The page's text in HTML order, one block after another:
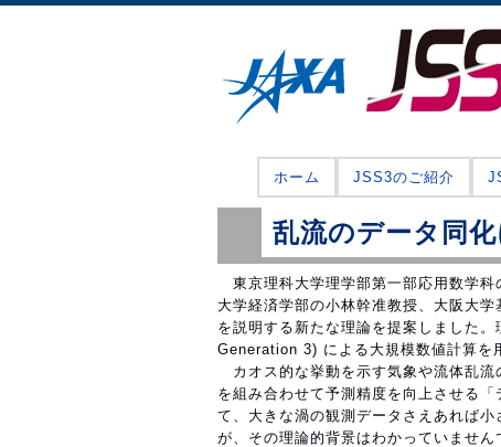
ホーム JSS3のご紹介
乱流のデータ同
東京理科大学理学部第一部応用数学科
大学経済学部の小林幹准教授、大阪大
を説明する新たな理論を提案しました
Generation 3) による大規模数値計算を
カオス的な挙動を示す気象や流体乱流
を組み合わせて予測精度を向上させる
て、大きな渦の観測データさえあれば
が、その理論的背景はわかっていませ